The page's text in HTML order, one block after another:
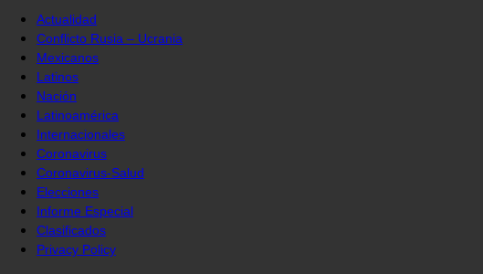
Actualidad
Conflicto Rusia – Ucrania
Mexicanos
Latinos
Nación
Latinoamérica
Internacionales
Coronavirus
Coronavirus-Salud
Elecciones
Informe Especial
Clasificados
Privacy Policy